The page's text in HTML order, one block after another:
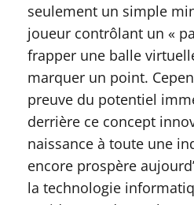
seulement un simple
joueur contrôlant un «
frapper une balle
marquer un point.
preuve du potentiel
derrière ce concept
naissance à toute une
encore prospère
la technologie